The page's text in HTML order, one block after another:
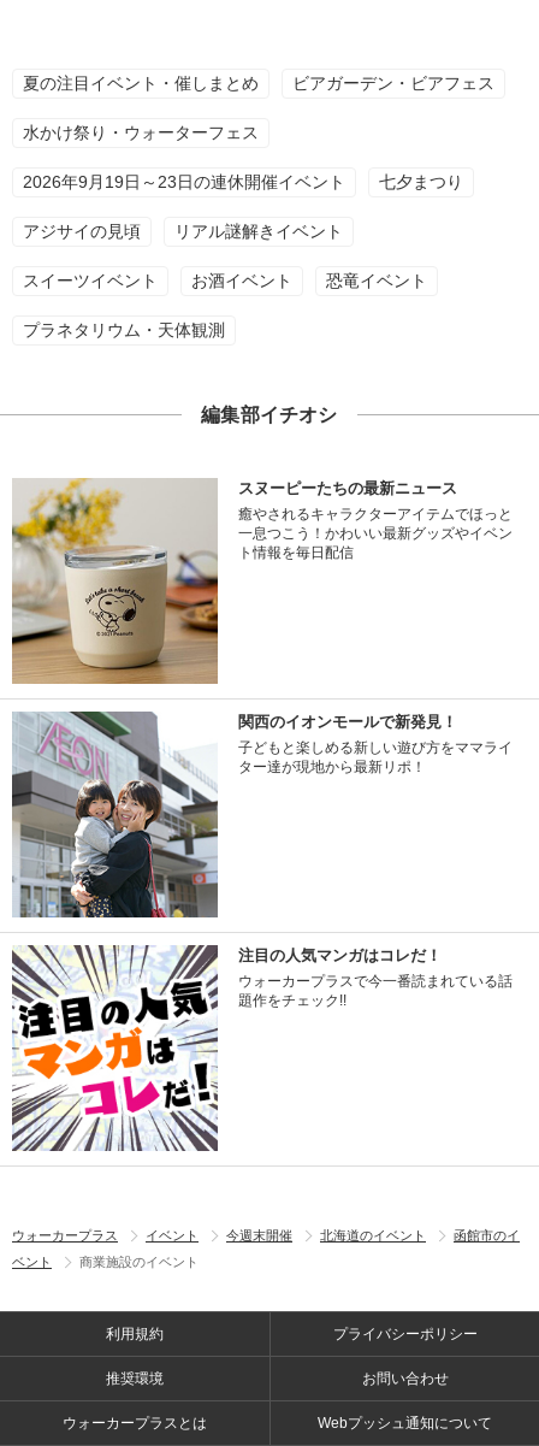
夏の注目イベント・催しまとめ ビアガーデン・ビアフェス
水かけ祭り・ウォーターフェス
2026年9月19日～23日の連休開催イベント 七夕まつり
アジサイの見頃 リアル謎解きイベント
スイーツイベント お酒イベント 恐竜イベント
プラネタリウム・天体観測
編集部イチオシ
スヌーピーたちの最新ニュース
癒やされるキャラクターアイテムでほっと
一息つこう！かわいい最新グッズやイベン
ト情報を毎日配信
関西のイオンモールで新発見！
子どもと楽しめる新しい遊び方をママライ
ター達が現地から最新リポ！
注目の人気マンガはコレだ！
ウォーカープラスで今一番読まれている話
題作をチェック!!
ウォーカープラス イベント 今週末開催 北海道のイベント
函館市のイ
ベント
商業施設のイベント
利用規約 プライバシーポリシー
推奨環境 お問い合わせ
ウォーカープラスとは Webプッシュ通知について